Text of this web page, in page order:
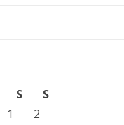
S
S
1
2